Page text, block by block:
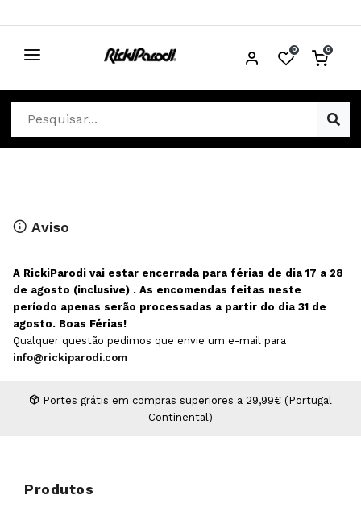
0 0
CABELO
Cosmética Capilar
Equipamentos Elétricos
Escovas e Pente
Extensões
MAN WORLD - Espaço Homem
ROYAL SECRET - Hair Control Plan
Depilação
Descartáveis Estética
Diversos Estética
Equipamentos Depilação
Maquilhagem Profissional
Aviso
A RickiParodi vai estar encerrada para férias de dia 17 a 28
de agosto (inclusive) . As encomendas feitas neste
período apenas serão processadas a partir do dia 31 de
agosto. Boas Férias!
Qualquer questão pedimos que envie um e-mail para
info@rickiparodi.com
Portes grátis em compras superiores a 29,99€ (Portugal
Continental)
Produtos